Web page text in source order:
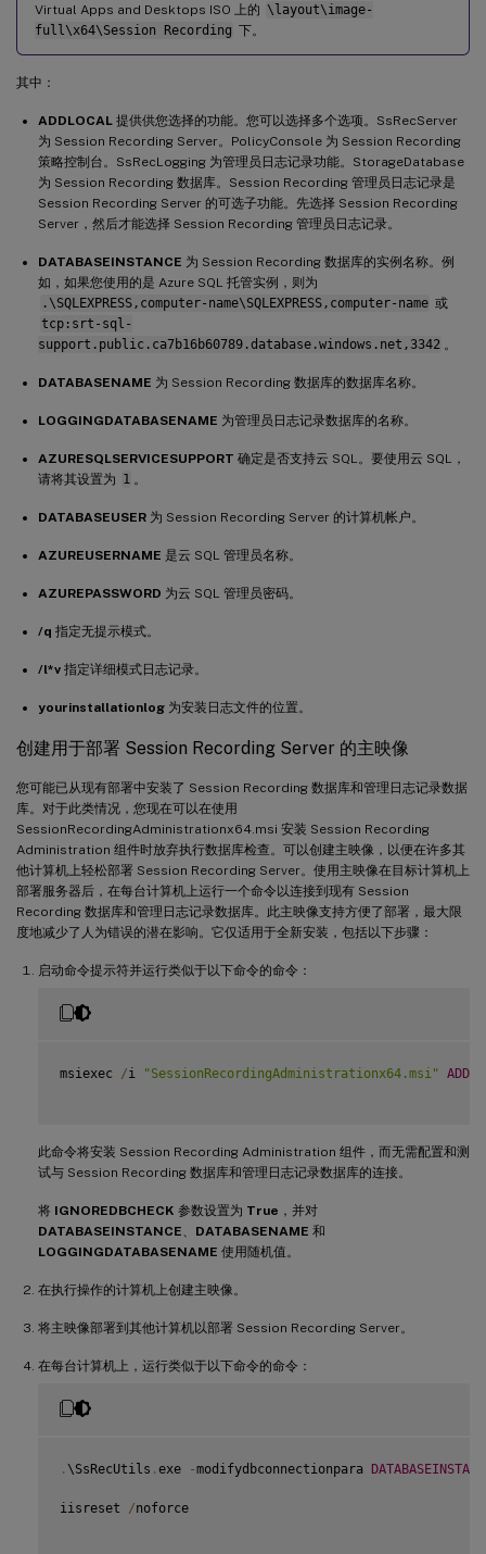
Virtual Apps and Desktops ISO 上的 \layout\image-
full\x64\Session Recording 下。
其中：
ADDLOCAL 提供供您选择的功能。您可以选择多个选项。SsRecServer
为 Session Recording Server。PolicyConsole 为 Session Recording
策略控制台。SsRecLogging 为管理员日志记录功能。StorageDatabase
为 Session Recording 数据库。Session Recording 管理员日志记录是
Session Recording Server 的可选子功能。先选择 Session Recording
Server，然后才能选择 Session Recording 管理员日志记录。
DATABASEINSTANCE 为 Session Recording 数据库的实例名称。例
如，如果您使用的是 Azure SQL 托管实例，则为
.\SQLEXPRESS,computer-name\SQLEXPRESS,computer-name 或
tcp:srt-sql-
support.public.ca7b16b60789.database.windows.net,3342 。
DATABASENAME 为 Session Recording 数据库的数据库名称。
LOGGINGDATABASENAME 为管理员日志记录数据库的名称。
AZURESQLSERVICESUPPORT 确定是否支持云 SQL。要使用云 SQL，
请将其设置为 1 。
DATABASEUSER 为 Session Recording Server 的计算机帐户。
AZUREUSERNAME 是云 SQL 管理员名称。
AZUREPASSWORD 为云 SQL 管理员密码。
/q 指定无提示模式。
/l*v 指定详细模式日志记录。
yourinstallationlog 为安装日志文件的位置。
创建用于部署 Session Recording Server 的主映像
您可能已从现有部署中安装了 Session Recording 数据库和管理日志记录数据
库。对于此类情况，您现在可以在使用
SessionRecordingAdministrationx64.msi 安装 Session Recording
Administration 组件时放弃执行数据库检查。可以创建主映像，以便在许多其
他计算机上轻松部署 Session Recording Server。使用主映像在目标计算机上
部署服务器后，在每台计算机上运行一个命令以连接到现有 Session
Recording 数据库和管理日志记录数据库。此主映像支持方便了部署，最大限
度地减少了人为错误的潜在影响。它仅适用于全新安装，包括以下步骤：
启动命令提示符并运行类似于以下命令的命令：
msiexec /i "SessionRecordingAdministrationx64.msi"
此命令将安装 Session Recording Administration 组件，而无需配置和测
试与 Session Recording 数据库和管理日志记录数据库的连接。
将 IGNOREDBCHECK 参数设置为 True ，并对
DATABASEINSTANCE
DATABASENAME 和
LOGGINGDATABASENAME 使用随机值。
在执行操作的计算机上创建主映像。
将主映像部署到其他计算机以部署 Session Recording Server。
在每台计算机上，运行类似于以下命令的命令：
. \SsRecUtils . exe -modifydbconnectionpara
iisreset /noforce